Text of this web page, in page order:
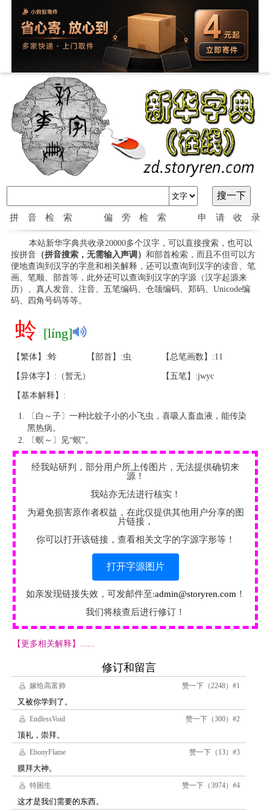
拼音检索 偏旁检索 申请收录
本站新华字典共收录20000多个汉字，可以直接搜索，也可以
按拼音（拼音搜索，无需输入声调） 和部首检索，而且不但可以方
便地查询到汉字的字意和相关解释，还可以查询到汉字的读音、笔
画、笔顺、部首等，此外还可以查询到汉字的字源（汉字起源来
历）、真人发音、注音、五笔编码、仓颉编码、郑码、Unicode编
码、四角号码等等。
蛉 [líng]
【繁体】:蛉 【部首】:虫 【总笔画数】:11
【异体字】:（暂无） 【五笔】:jwyc
【基本解释】:
〔白～子〕一种比蚊子小的小飞虫，喜吸人畜血液，能传染
黑热病。
〔螟～〕见“螟”。
经我站研判，部分用户所上传图片，无法提供确切来
源！
我站亦无法进行核实！
为避免损害原作者权益，在此仅提供其他用户分享的图
片链接，
你可以打开该链接，查看相关文字的字源字形等！
打开字源图片
如亲发现链接失效，可发邮件至:admin@storyren.com ！
我们将核查后进行修订！
【更多相关解释】......